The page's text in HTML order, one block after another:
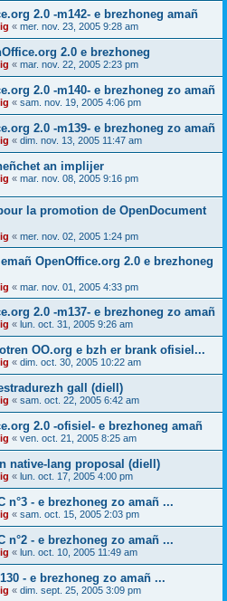
2.0 -m142- e brezhoneg amañ
« mer. nov. 23, 2005 9:28 am
2.0 e brezhoneg
« mar. nov. 22, 2005 2:23 pm
2.0 -m140- e brezhoneg zo amañ
« sam. nov. 19, 2005 4:06 pm
2.0 -m139- e brezhoneg zo amañ
« dim. nov. 13, 2005 11:47 am
an implijer
« mar. nov. 08, 2005 9:16 pm
la promotion de OpenDocument
« mer. nov. 02, 2005 1:24 pm
OpenOffice.org 2.0 e brezhoneg
« mar. nov. 01, 2005 4:33 pm
2.0 -m137- e brezhoneg zo amañ
« lun. oct. 31, 2005 9:26 am
OO.org e bzh er brank ofisiel...
« dim. oct. 30, 2005 10:22 am
gall (diell)
« sam. oct. 22, 2005 6:42 am
2.0 -ofisiel- e brezhoneg amañ
« ven. oct. 21, 2005 8:25 am
native-lang proposal (diell)
« lun. oct. 17, 2005 4:00 pm
n°3 - e brezhoneg zo amañ ...
« sam. oct. 15, 2005 2:03 pm
n°2 - e brezhoneg zo amañ ...
« lun. oct. 10, 2005 11:49 am
- e brezhoneg zo amañ ...
« dim. sept. 25, 2005 3:09 pm